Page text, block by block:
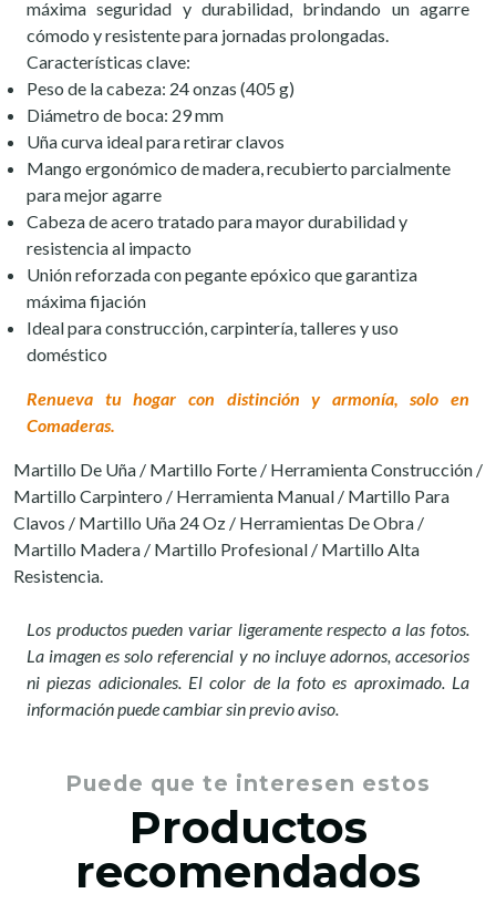
máxima seguridad y durabilidad, brindando un agarre
cómodo y resistente para jornadas prolongadas.
Características clave:
Peso de la cabeza: 24 onzas (405 g)
Diámetro de boca: 29 mm
Uña curva ideal para retirar clavos
Mango ergonómico de madera, recubierto parcialmente
para mejor agarre
Cabeza de acero tratado para mayor durabilidad y
resistencia al impacto
Unión reforzada con pegante epóxico que garantiza
máxima fijación
Ideal para construcción, carpintería, talleres y uso
doméstico
Renueva tu hogar con distinción y armonía, solo en
Comaderas.
Martillo De Uña / Martillo Forte / Herramienta Construcción /
Martillo Carpintero / Herramienta Manual / Martillo Para
Clavos / Martillo Uña 24 Oz / Herramientas De Obra /
Martillo Madera / Martillo Profesional / Martillo Alta
Resistencia.
Los productos pueden variar ligeramente respecto a las fotos.
La imagen es solo referencial y no incluye adornos, accesorios
ni piezas adicionales. El color de la foto es aproximado. La
información puede cambiar sin previo aviso.
Puede que te interesen estos
Productos
recomendados